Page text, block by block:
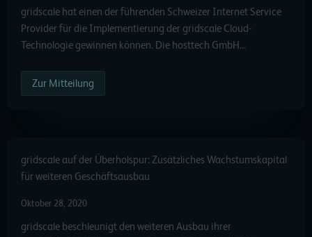
gridscale hat einen der führenden Schweizer Internet Service
Provider für die Implementierung der gridscale Cloud-
Technologie gewinnen können. Die hosttech GmbH…
Zur Mitteilung
gridscale auf der Überholspur: Zusätzliches Wachstumskapital
für weiteren Geschäftsausbau
Oktober 28, 2020
gridscale beschleunigt den weiteren Ausbau ihrer